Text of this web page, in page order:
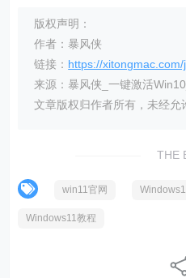
版权声明：
作者：暴风侠
链接： https://
来源：暴风侠_一键激活
文章版权归作者所有，未经允
THE
win11官网
Windows11教程